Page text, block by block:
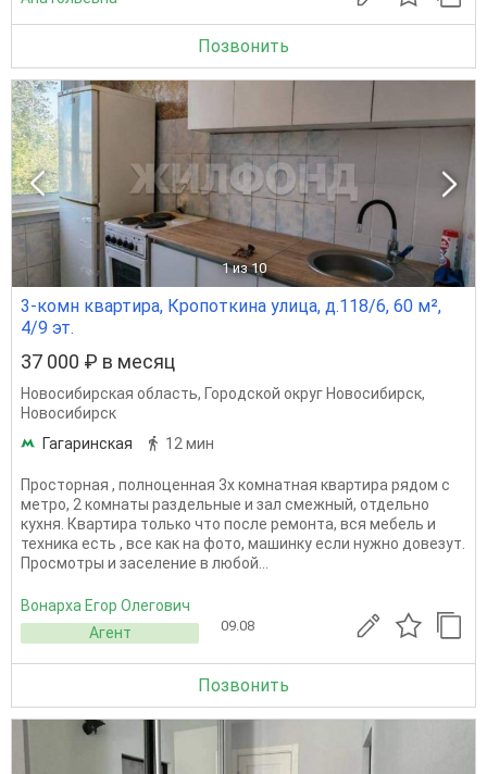
Позвонить
1 из 10
3-комн квартира, Кропоткина улица, д.118/6, 60 м²,
4/9 эт.
37 000 ₽ в месяц
Новосибирская область, Городской округ Новосибирск,
Новосибирск
Гагаринская
12 мин
Просторная , полноценная 3х комнатная квартира рядом с
метро, 2 комнаты раздельные и зал смежный, отдельно
кухня. Квартира только что после ремонта, вся мебель и
техника есть , все как на фото, машинку если нужно довезут.
Просмотры и заселение в любой...
Вонарха Егор Олегович
Агент
09.08
Позвонить